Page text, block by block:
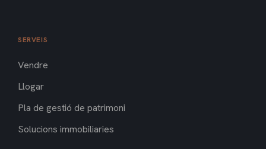
SERVEIS
Vendre
Llogar
Pla de gestió de patrimoni
Solucions immobiliaries